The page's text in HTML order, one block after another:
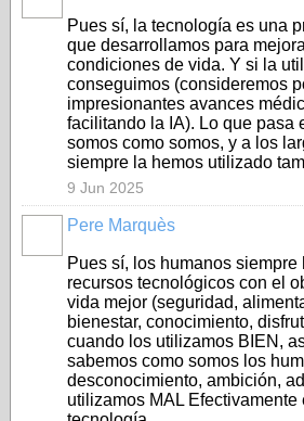
Pues sí, la tecnología es una
que desarrollamos para
condiciones de vida. Y si la
conseguimos (consideremos
impresionantes avances
facilitando la IA). Lo que pasa
somos como somos, y a los
siempre la hemos utilizado
9 Jun 2025
Pere Marquès
Pues sí, los humanos siempre
recursos tecnológicos con el
vida mejor (seguridad,
bienestar, conocimiento,
cuando los utilizamos BIEN,
sabemos como somos los
desconocimiento, ambición,
utilizamos MAL Efectivamente